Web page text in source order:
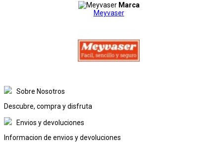
Marca
Meyvaser
Sobre Nosotros
Descubre, compra y disfruta
Envios y devoluciones
Informacion de envios y devoluciones